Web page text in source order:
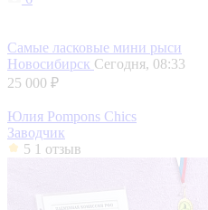
Самые ласковые мини рыси
Новосибирск Сегодня, 08:33
25 000 ₽
Юлия Pompons Chics
Заводчик
5 1 отзыв